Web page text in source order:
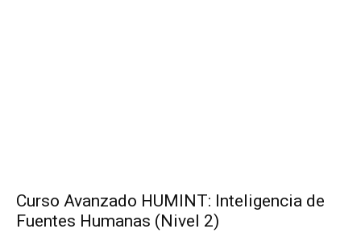
Curso Avanzado HUMINT: Inteligencia de
Fuentes Humanas (Nivel 2)